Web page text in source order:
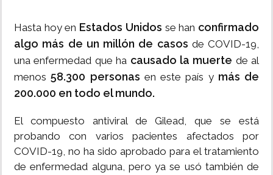
Hasta hoy en Estados Unidos se han confirmado
algo más de un millón de casos de COVID-19,
una enfermedad que ha causado la muerte de al
menos58.300 personas en este país y más de
200.000 en todo el mundo.
El compuesto antiviral de Gilead, que se está
probando con varios pacientes afectados por
COVID-19, no ha sido aprobado para el tratamiento
de enfermedad alguna, pero ya se usó también de